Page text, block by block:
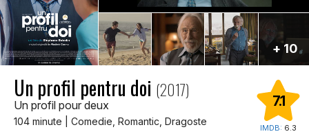
+ 10
Un profil pentru doi (2017)
Un profil pour deux
104 minute | Comedie, Romantic, Dragoste
7.1
IMDB: 6.3